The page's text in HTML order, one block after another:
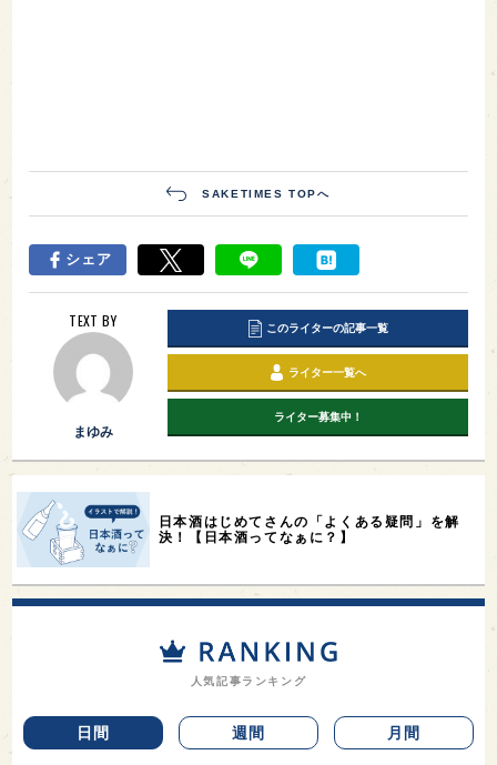
SAKETIMES TOPへ
シェア
TEXT BY
まゆみ
このライターの記事一覧
ライター一覧へ
ライター募集中！
日本酒はじめてさんの「よくある疑問」を解
決！【日本酒ってなぁに？】
人気記事ランキング
日間 週間 月間